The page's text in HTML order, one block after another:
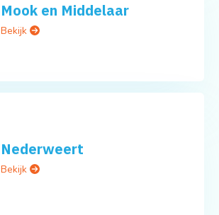
Mook en Middelaar
Bekijk
Nederweert
Bekijk